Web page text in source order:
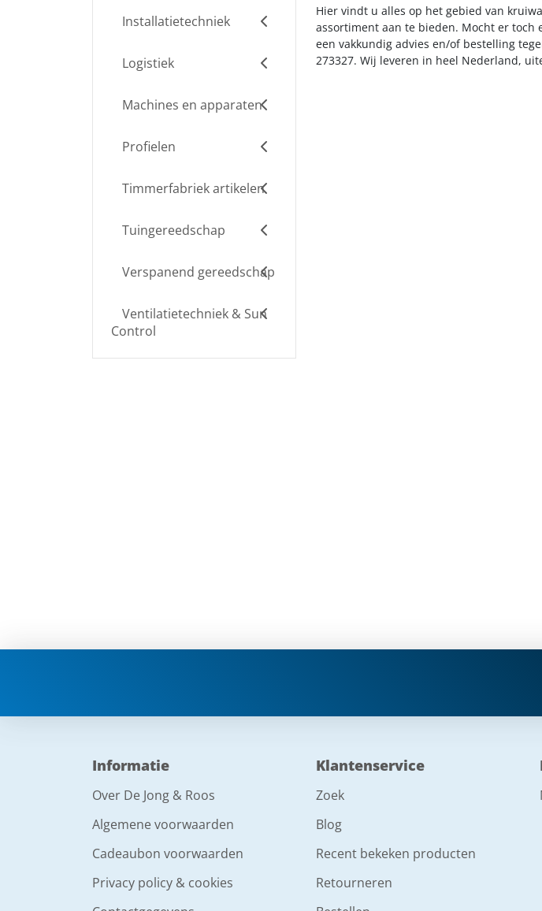
Installatietechniek
Logistiek
Machines en apparaten
Profielen
Timmerfabriek artikelen
Tuingereedschap
Verspanend gereedschap
Ventilatietechniek & Sun
Control
Hier vindt u alles op het gebied van
assortiment aan te bieden. Mocht er
een vakkundig advies en/of bestelling
273327. Wij leveren in heel Nederland,
Informatie
Over De Jong & Roos
Algemene voorwaarden
Cadeaubon voorwaarden
Privacy policy & cookies
Klantenservice
Zoek
Blog
Recent bekeken producten
Retourneren